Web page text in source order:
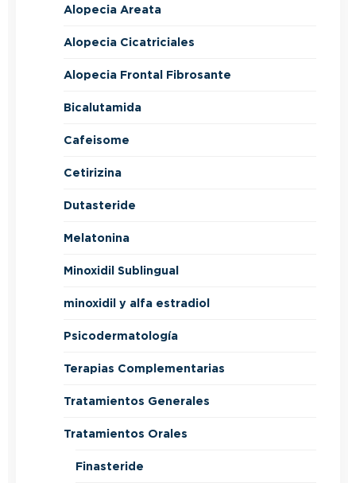
Alopecia Areata
Alopecia Cicatriciales
Alopecia Frontal Fibrosante
Bicalutamida
Cafeisome
Cetirizina
Dutasteride
Melatonina
Minoxidil Sublingual
minoxidil y alfa estradiol
Psicodermatología
Terapias Complementarias
Tratamientos Generales
Tratamientos Orales
Finasteride